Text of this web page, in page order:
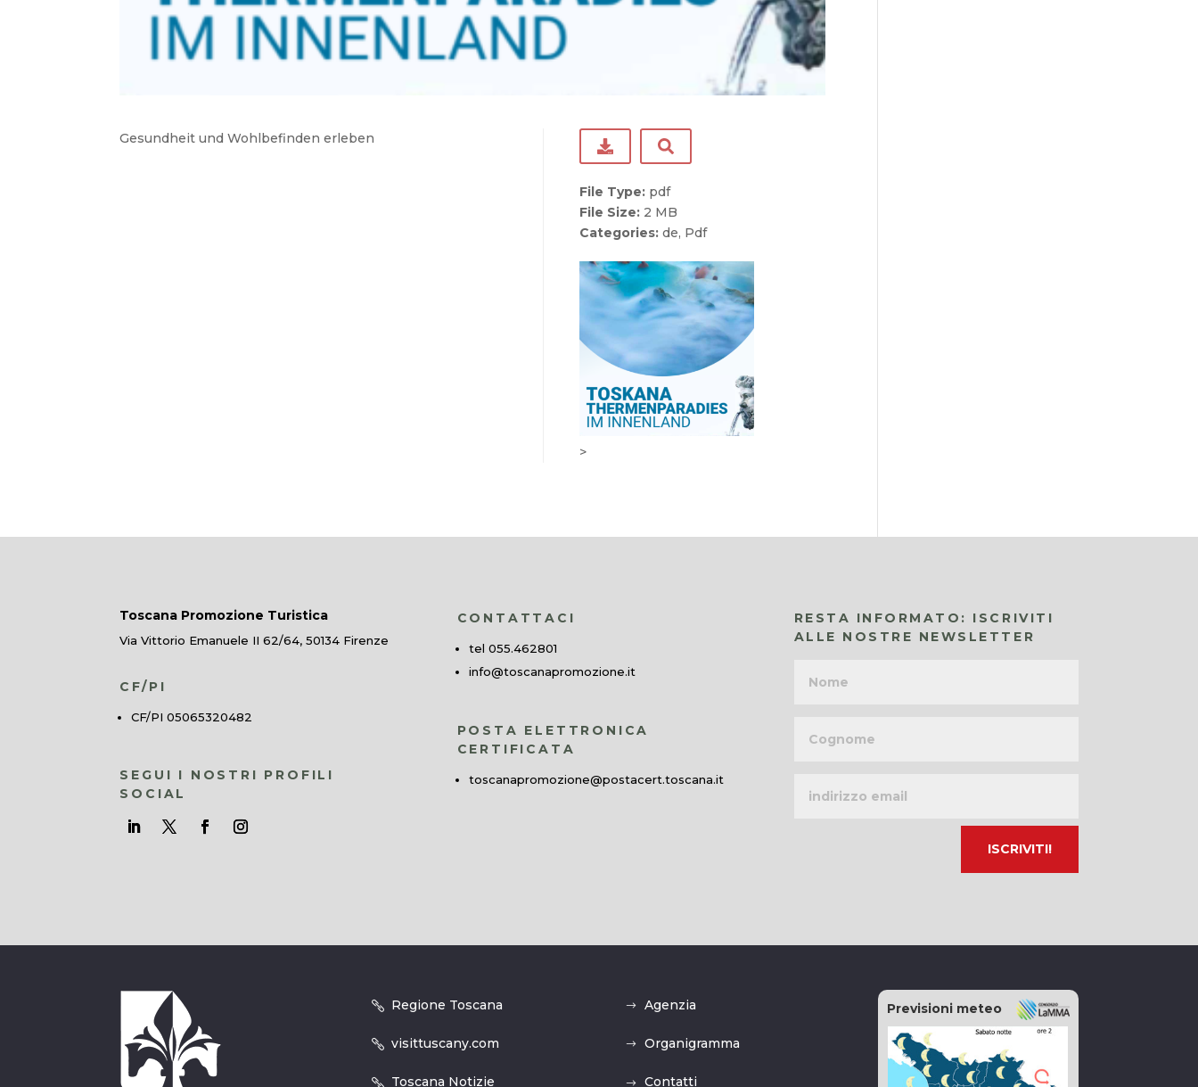
Gesundheit und Wohlbefinden erleben
File Type: pdf
File Size: 2 MB
Categories: de, Pdf
>
Toscana Promozione Turistica
Via Vittorio Emanuele II 62/64, 50134 Firenze
CF/PI
CF/PI 05065320482
SEGUI I NOSTRI PROFILI
SOCIAL
CONTATTACI
tel 055.462801
info@toscanapromozione.it
POSTA ELETTRONICA
CERTIFICATA
toscanapromozione@postacert.toscana.it
RESTA INFORMATO: ISCRIVITI
ALLE NOSTRE NEWSLETTER
email
Regione Toscana
visittuscany.com
Toscana Notizie
Agenzia
Organigramma
Contatti
Previsioni meteo